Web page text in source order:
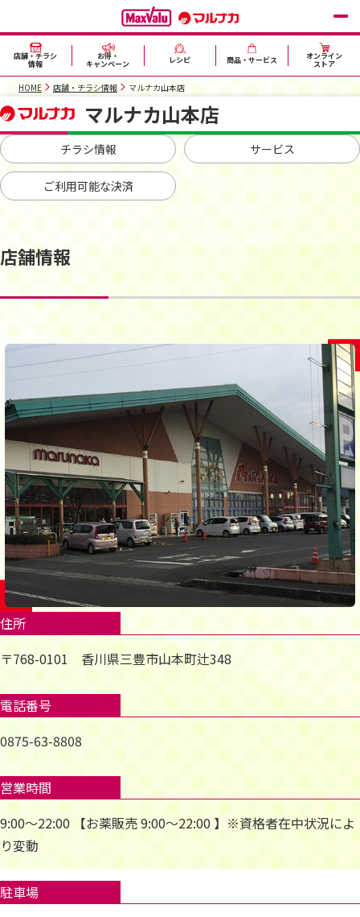
店舗・チラシ
情報
お得・
キャンペーン レシピ 商品・サービス オンライン
ストア
HOME 店舗・チラシ情報 マルナカ山本店
マルナカ山本店
チラシ情報 サービス
ご利用可能な決済
店舗情報
住所
〒768-0101 香川県三豊市山本町辻348
電話番号
0875-63-8808
営業時間
9:00～22:00 【お薬販売 9:00～22:00 】※資格者在中状況によ
り変動
駐車場